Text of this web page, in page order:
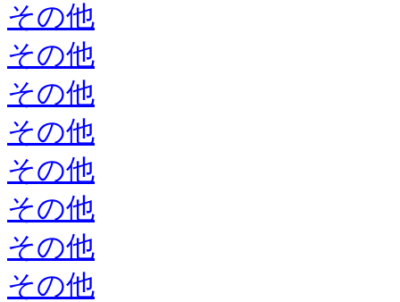
その他
その他
その他
その他
その他
その他
その他
その他